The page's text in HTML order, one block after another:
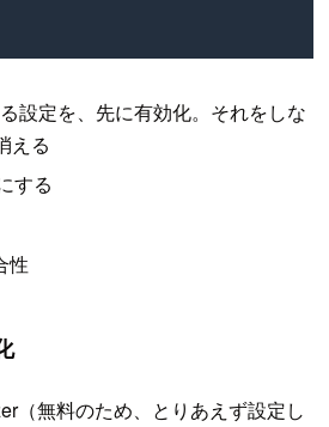
設定を、先に有効化。それをしな
える
する
性
（無料のため、とりあえず設定し